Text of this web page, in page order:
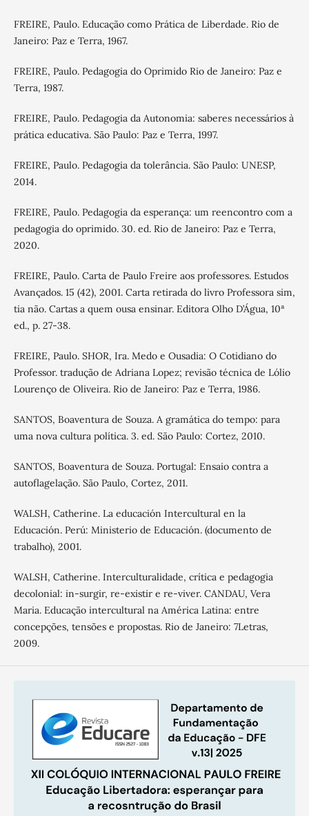
FREIRE, Paulo. Educação como Prática de Liberdade. Rio de
Janeiro: Paz e Terra, 1967.
FREIRE, Paulo. Pedagogia do Oprimido Rio de Janeiro: Paz e
Terra, 1987.
FREIRE, Paulo. Pedagogia da Autonomia: saberes necessários à
prática educativa. São Paulo: Paz e Terra, 1997.
FREIRE, Paulo. Pedagogia da tolerância. São Paulo: UNESP,
2014.
FREIRE, Paulo. Pedagogia da esperança: um reencontro com a
pedagogia do oprimido. 30. ed. Rio de Janeiro: Paz e Terra,
2020.
FREIRE, Paulo. Carta de Paulo Freire aos professores. Estudos
Avançados. 15 (42), 2001. Carta retirada do livro Professora sim,
tia não. Cartas a quem ousa ensinar. Editora Olho D’Água, 10ª
ed., p. 27-38.
FREIRE, Paulo. SHOR, Ira. Medo e Ousadia: O Cotidiano do
Professor. tradução de Adriana Lopez; revisão técnica de Lólio
Lourenço de Oliveira. Rio de Janeiro: Paz e Terra, 1986.
SANTOS, Boaventura de Souza. A gramática do tempo: para
uma nova cultura política. 3. ed. São Paulo: Cortez, 2010.
SANTOS, Boaventura de Souza. Portugal: Ensaio contra a
autoflagelação. São Paulo, Cortez, 2011.
WALSH, Catherine. La educación Intercultural en la
Educación. Perú: Ministerio de Educación. (documento de
trabalho), 2001.
WALSH, Catherine. Interculturalidade, crítica e pedagogia
decolonial: in-surgir, re-existir e re-viver. CANDAU, Vera
Maria. Educação intercultural na América Latina: entre
concepções, tensões e propostas. Rio de Janeiro: 7Letras,
2009.